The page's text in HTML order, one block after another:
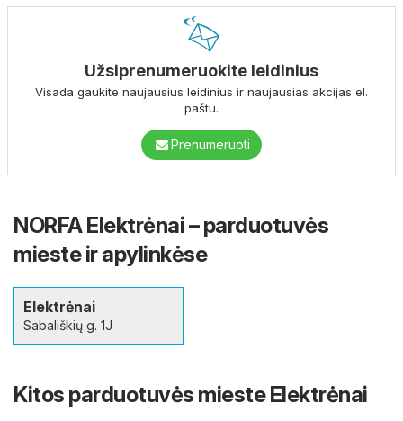
Užsiprenumeruokite leidinius
Visada gaukite naujausius leidinius ir naujausias akcijas el.
paštu.
Prenumeruoti
NORFA Elektrėnai – parduotuvės
mieste ir apylinkėse
Elektrėnai
Sabališkių g. 1J
Kitos parduotuvės mieste Elektrėnai